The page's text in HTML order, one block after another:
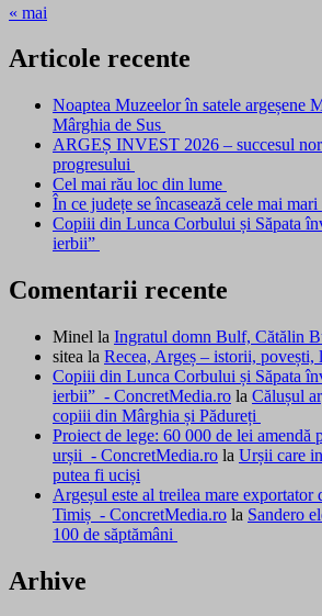
« mai
Articole recente
Noaptea Muzeelor în satele argeșene
Mârghia de Sus
ARGEȘ INVEST 2026 – succesul
progresului
Cel mai rău loc din lume
În ce județe se încasează cele mai
Copiii din Lunca Corbului și Săpata
ierbii”
Comentarii recente
Minel la Ingratul domn Bulf, Cătălin
sitea la Recea, Argeș – istorii, povești,
Copiii din Lunca Corbului și Săpata
ierbii” - ConcretMedia.ro la Călușul
copiii din Mârghia și Pădureți
Proiect de lege: 60 000 de lei amendă
urșii - ConcretMedia.ro la Urșii care
putea fi uciși
Argeșul este al treilea mare exportator
Timiș - ConcretMedia.ro la Sandero
100 de săptămâni
Arhive